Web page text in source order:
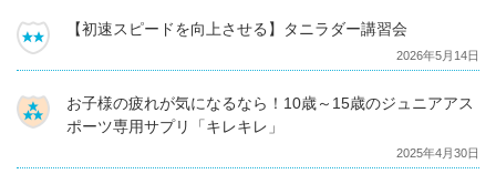
【初速スピードを向上させる】タニラダー講習会
2026年5月14日
お子様の疲れが気になるなら！10歳～15歳のジュニアアス
ポーツ専用サプリ「キレキレ」
2025年4月30日